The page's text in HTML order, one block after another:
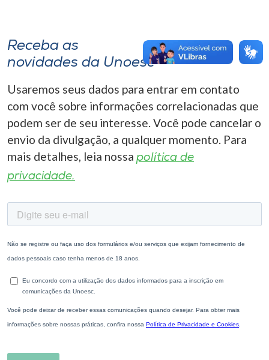
Receba as
novidades da Unoesc
Usaremos seus dados para entrar em contato
com você sobre informações correlacionadas que
podem ser de seu interesse. Você pode cancelar o
envio da divulgação, a qualquer momento. Para
mais detalhes, leia nossa política de
privacidade.